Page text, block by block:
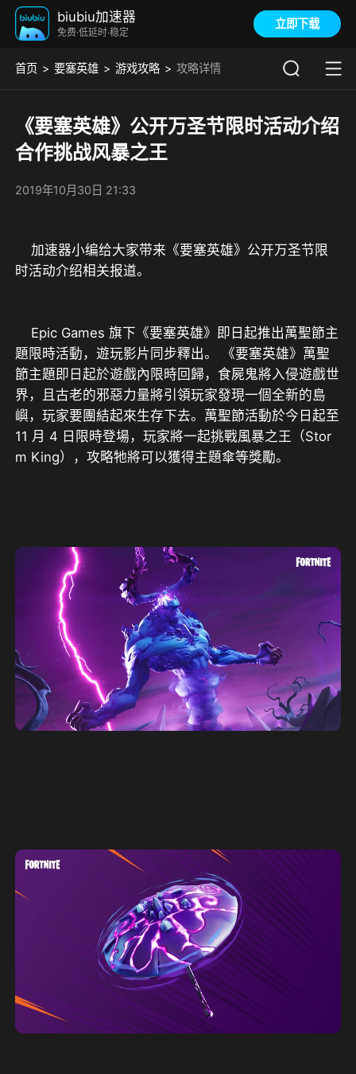
biubiu加速器
免费·低延时·稳定
立即下载
首页 要塞英雄 游戏攻略 攻略详情
《要塞英雄》公开万圣节限时活动介绍
合作挑战风暴之王
2019年10月30日 21:33
    加速器小编给大家带来《要塞英雄》公开万圣节限
題限時活動，遊玩影片同步釋出。 《要塞英雄》萬聖
節主題即日起於遊戲內限時回歸，食屍鬼將入侵遊戲世
界，且古老的邪惡力量將引領玩家發現一個全新的島
嶼，玩家要團結起來生存下去。萬聖節活動於今日起至
11 月 4 日限時登場，玩家將一起挑戰風暴之王（Stor